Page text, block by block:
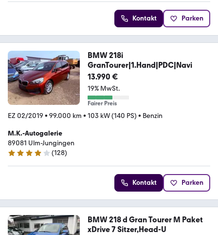
Kontakt Parken
BMW 218i
GranTourer|1.Hand|PDC|Navi
13.990 €
19% MwSt.
Fairer Preis
EZ 02/2019 • 99.000 km • 103 kW (140 PS) • Benzin
M.K.-Autogalerie
89081 Ulm-Jungingen
4.2 Sterne
(128)
Kontakt Parken
BMW 218 d Gran Tourer M Paket
xDrive 7 Sitzer,Head-U